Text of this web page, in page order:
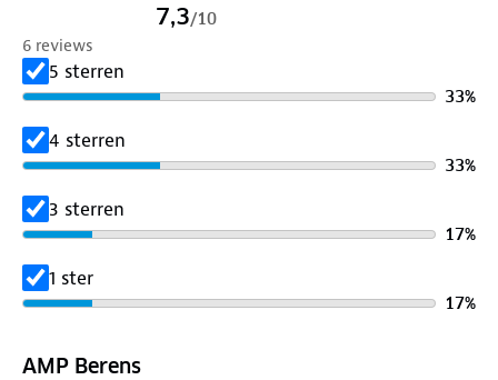
7,3/10
6 reviews
5 sterren
33%
4 sterren
33%
3 sterren
17%
1 ster
17%
AMP Berens